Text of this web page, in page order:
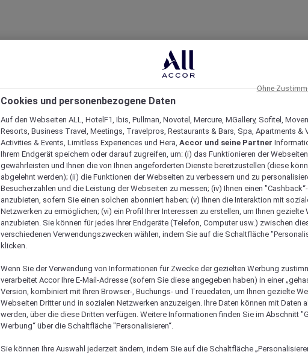
Cookies und personenbezogene Daten
Auf den Webseiten ALL, HotelF1, Ibis, Pullman, Novotel, Mercure, MGallery, Sofitel,
Resorts, Business Travel, Meetings, Travelpros, Restaurants & Bars, Spa, Apartments &
Activities & Events, Limitless Experiences und Hera, Accor und seine Partner
Ihrem Endgerät speichern oder darauf zugreifen, um: (i) das Funktionieren der
gewährleisten und Ihnen die von Ihnen angeforderten Dienste bereitzustellen (diese
abgelehnt werden); (ii) die Funktionen der Webseiten zu verbessern und zu
Besucherzahlen und die Leistung der Webseiten zu messen; (iv) Ihnen einen
anzubieten, sofern Sie einen solchen abonniert haben; (v) Ihnen die Interaktion mit
Netzwerken zu ermöglichen; (vi) ein Profil Ihrer Interessen zu erstellen, um Ihnen gezielte
anzubieten. Sie können für jedes Ihrer Endgeräte (Telefon, Computer usw.) zwischen
verschiedenen Verwendungszwecken wählen, indem Sie auf die Schaltfläche
klicken.
Wenn Sie der Verwendung von Informationen für Zwecke der gezielten Werbung
verarbeitet Accor Ihre E-Mail-Adresse (sofern Sie diese angegeben haben) in einer
Version, kombiniert mit Ihren Browser-, Buchungs- und Treuedaten, um Ihnen gezielte
Webseiten Dritter und in sozialen Netzwerken anzuzeigen. Ihre Daten können mit Daten
werden, über die diese Dritten verfügen. Weitere Informationen finden Sie im Abschnitt
Werbung“ über die Schaltfläche "Personalisieren“.
Sie können Ihre Auswahl jederzeit ändern, indem Sie auf die Schaltfläche
Ohne